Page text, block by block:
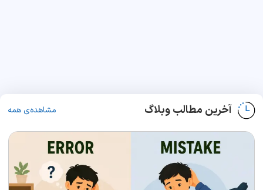
آخرین مطالب وبلاگ مشاهده‌ی همه